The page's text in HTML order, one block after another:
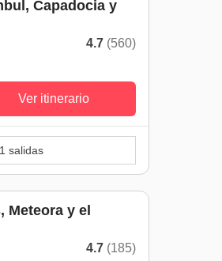
Capadocia y
4.7 (560)
Ver itinerario
salidas
Meteora y el
4.7 (185)